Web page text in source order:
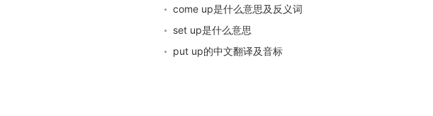
come up是什么意思及反义词
set up是什么意思
put up的中文翻译及音标